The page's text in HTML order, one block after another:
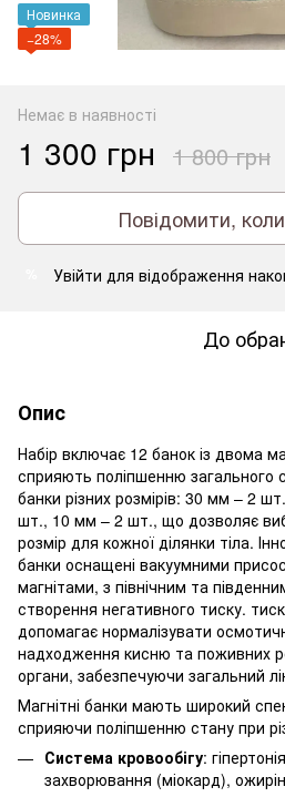
Новинка
−28%
Немає в наявності
1 300 грн 1 800 грн
Повідомити,
Увійти для відображення
До
Опис
Набір включає 12 банок із двома
сприяють поліпшенню загального
банки різних розмірів: 30 мм – 2
шт., 10 мм – 2 шт., що дозволяє
розмір для кожної ділянки тіла.
банки оснащені вакуумними
магнітами, з північним та
створення негативного тиску.
допомагає нормалізувати
надходження кисню та поживних
органи, забезпечуючи загальний
Магнітні банки мають широкий
сприяючи поліпшенню стану при
Система кровообігу:
захворювання (міокард),